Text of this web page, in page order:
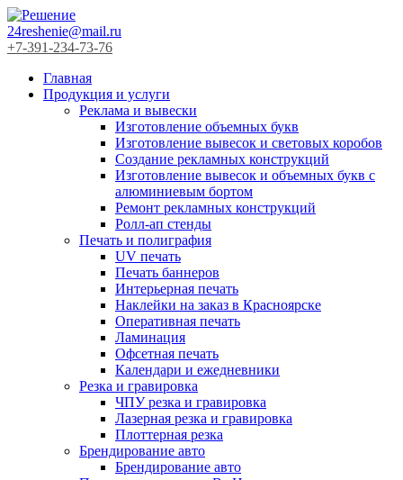
24reshenie@mail.ru
+7-391-234-73-76
Главная
Продукция и услуги
Реклама и вывески
Изготовление объемных букв
Изготовление вывесок и световых коробов
Создание рекламных конструкций
Изготовление вывесок и объемных букв с
алюминиевым бортом
Ремонт рекламных конструкций
Ролл-ап стенды
Печать и полиграфия
UV печать
Печать баннеров
Интерьерная печать
Наклейки на заказ в Красноярске
Оперативная печать
Ламинация
Офсетная печать
Календари и ежедневники
Резка и гравировка
ЧПУ резка и гравировка
Лазерная резка и гравировка
Плоттерная резка
Брендирование авто
Брендирование авто